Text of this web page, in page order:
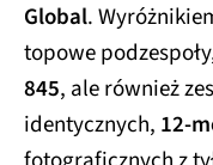
Global.
topowe
845, ale również
identycznych, 12-